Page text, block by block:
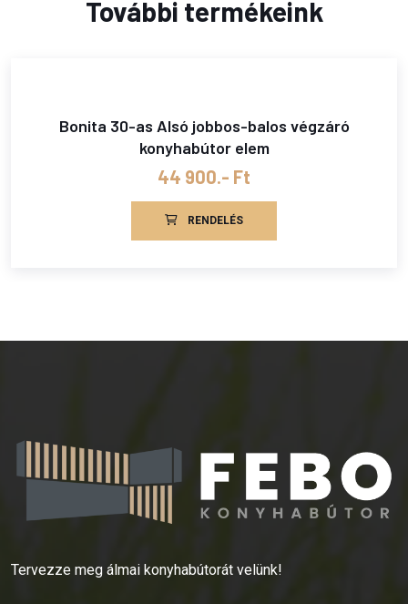
További termékeink
Bonita 30-as Alsó jobbos-balos végzáró
konyhabútor elem
44 900.- Ft
RENDELÉS
Tervezze meg álmai konyhabútorát velünk!